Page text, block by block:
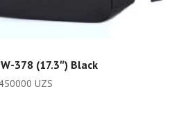
ADD TO CART
378 (17.3″) Black
UZS